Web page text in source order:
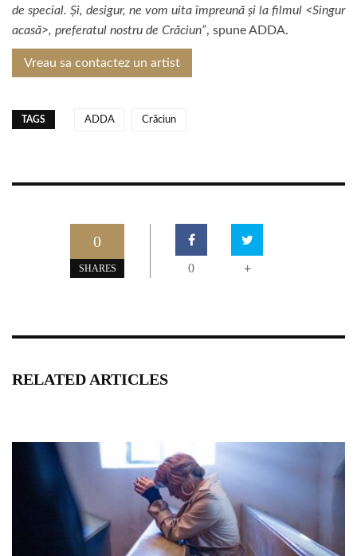
de special. Și, desigur, ne vom uita împreună și la filmul <Singur
acasă>, preferatul nostru de Crăciun”, spune ADDA.
Vreau sa contactez un artist
TAGS ADDA Crăciun
0
SHARES 0 +
RELATED ARTICLES